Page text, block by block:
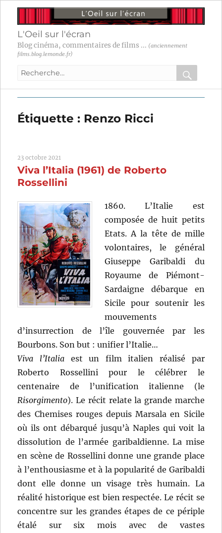
L'Oeil sur l'écran
Blog cinéma, commentaires de films ... (anciennement
films.blog.lemonde.fr)
Recherche
:
OK
Étiquette : Renzo Ricci
23 octobre 2021
Viva l’Italia (1961) de Roberto
Rossellini
1860. L’Italie est
composée de huit petits
Etats. A la tête de mille
volontaires, le général
Giuseppe Garibaldi du
Royaume de Piémont-
Sardaigne débarque en
Sicile pour soutenir les
mouvements
d’insurrection de l’île gouvernée par les
Bourbons. Son but : unifier l’Italie…
Viva l’Italiaest un film italien réalisé par
Roberto Rossellini pour le célébrer le
centenaire de l’unification italienne (le
Risorgimento). Le récit relate la grande marche
des Chemises rouges depuis Marsala en Sicile
où ils ont débarqué jusqu’à Naples qui voit la
dissolution de l’armée garibaldienne. La mise
en scène de Rossellini donne une grande place
à l’enthousiasme et à la popularité de Garibaldi
dont elle donne un visage très humain. La
réalité historique est bien respectée. Le récit se
concentre sur les grandes étapes de ce périple
étalé sur six mois avec de vastes